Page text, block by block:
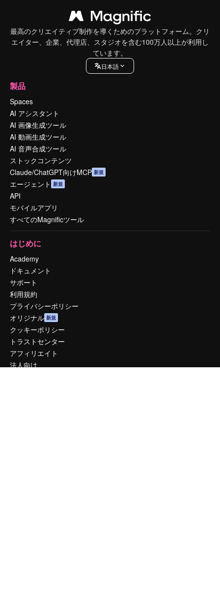
最高のクリエイティブ制作を導くためのプラットフォーム。クリ
エイター、企業、代理店、スタジオを含む100万人以上が利用し
ています。
日本語
製品
Spaces
AI アシスタント
AI 画像生成ツール
AI 動画生成ツール
AI 音声合成ツール
ストックコンテンツ
Claude/ChatGPT向けMCP 新規
エージェント 新規
API
モバイルアプリ
すべてのMagnificツール
はじめに
Academy
ドキュメント
サポート
利用規約
プライバシーポリシー
オリジナル 新規
クッキーポリシー
トラストセンター
アフィリエイト
法人向け